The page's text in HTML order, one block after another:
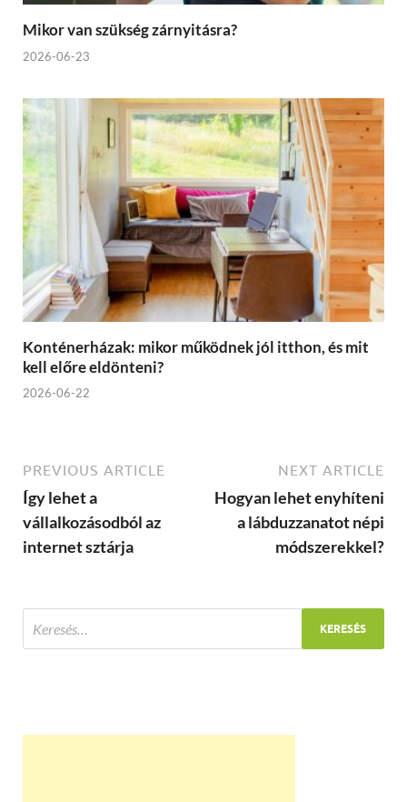
Mikor van szükség zárnyitásra?
2026-06-23
Konténerházak: mikor működnek jól itthon, és mit
kell előre eldönteni?
2026-06-22
PREVIOUS ARTICLE
Így lehet a
vállalkozásodból az
internet sztárja
NEXT ARTICLE
Hogyan lehet enyhíteni
a lábduzzanatot népi
módszerekkel?